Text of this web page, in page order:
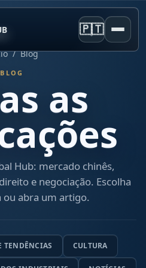
🇵🇹
/ Blog
BLOG
as
Hub: mercado chinês,
e negociação. Escolha
ou abra um artigo.
TENDÊNCIAS CULTURA
mundiais de